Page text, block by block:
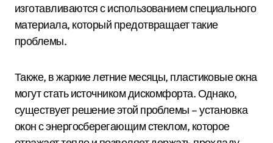
изготавливаются с использованием специального
материала, который предотвращает такие
проблемы.
Также, в жаркие летние месяцы, пластиковые окна
могут стать источником дискомфорта. Однако,
существует решение этой проблемы – установка
окон с энергосберегающим стеклом, которое